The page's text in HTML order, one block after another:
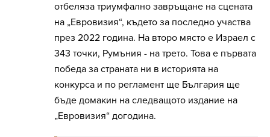
отбеляза триумфално завръщане на сцената
на „Евровизия“, където за последно участва
през 2022 година. На второ място е Израел с
343 точки, Румъния - на трето. Това е първата
победа за страната ни в историята на
конкурса и по регламент ще България ще
бъде домакин на следващото издание на
„Евровизия“ догодина.